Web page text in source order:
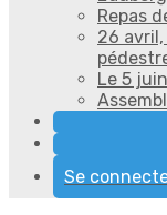
Repas
26
Le 5
Se